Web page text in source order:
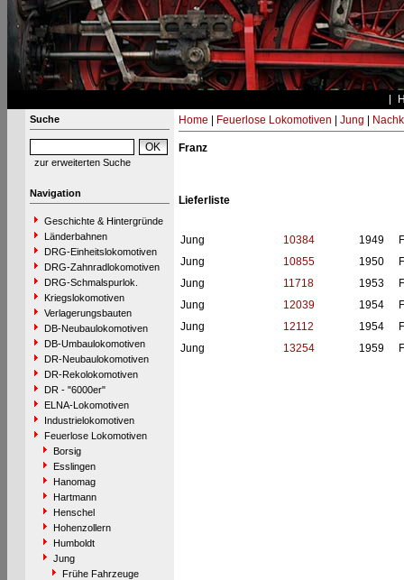
Suche
zur erweiterten Suche
Navigation
Geschichte & Hintergründe
Länderbahnen
DRG-Einheitslokomotiven
DRG-Zahnradlokomotiven
DRG-Schmalspurlok.
Kriegslokomotiven
Verlagerungsbauten
DB-Neubaulokomotiven
DB-Umbaulokomotiven
DR-Neubaulokomotiven
DR-Rekolokomotiven
DR - "6000er"
ELNA-Lokomotiven
Industrielokomotiven
Feuerlose Lokomotiven
Borsig
Esslingen
Hanomag
Hartmann
Henschel
Hohenzollern
Humboldt
Jung
Frühe Fahrzeuge
Home Feuerlose Lokomotiven Jung
Franz
Lieferliste
Jung 10384 1949
Jung
10855 1950
Jung
11718 1953
Jung
12039 1954
Jung
12112 1954
Jung
13254 1959